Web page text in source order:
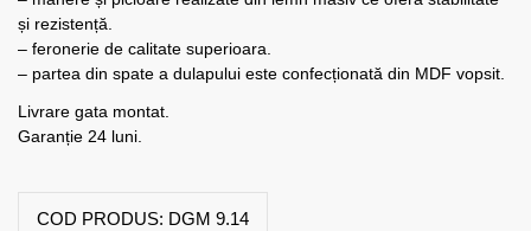
și rezistență.
– feronerie de calitate superioara.
– partea din spate a dulapului este confecționată din MDF vopsit.
Livrare gata montat.
Garanție 24 luni.
COD PRODUS: DGM 9.14